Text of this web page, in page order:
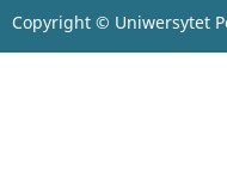
Copyright © Uniwersytet